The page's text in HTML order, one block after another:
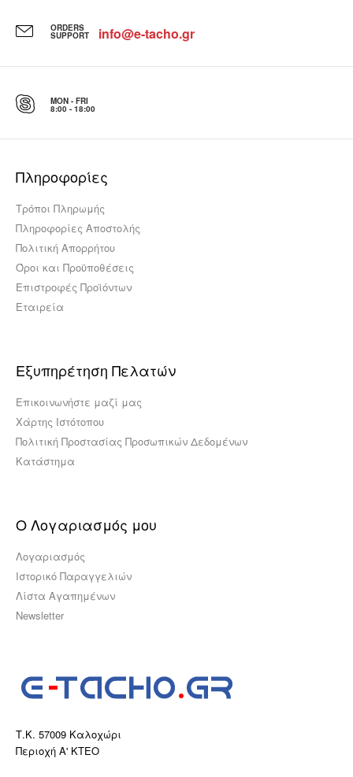
ORDERS
SUPPORT info@e-tacho.gr
MON - FRI
8:00 - 18:00
Πληροφορίες
Τρόποι Πληρωμής
Πληροφορίες Αποστολής
Πολιτική Απορρήτου
Όροι και Προϋποθέσεις
Επιστροφές Προϊόντων
Εταιρεία
Εξυπηρέτηση Πελατών
Επικοινωνήστε μαζί μας
Χάρτης Ιστότοπου
Πολιτική Προστασίας Προσωπικών Δεδομένων
Κατάστημα
Ο Λογαριασμός μου
Λογαριασμός
Ιστορικό Παραγγελιών
Λίστα Αγαπημένων
Newsletter
Τ.Κ. 57009 Καλοχώρι
Περιοχή Α' ΚΤΕΟ